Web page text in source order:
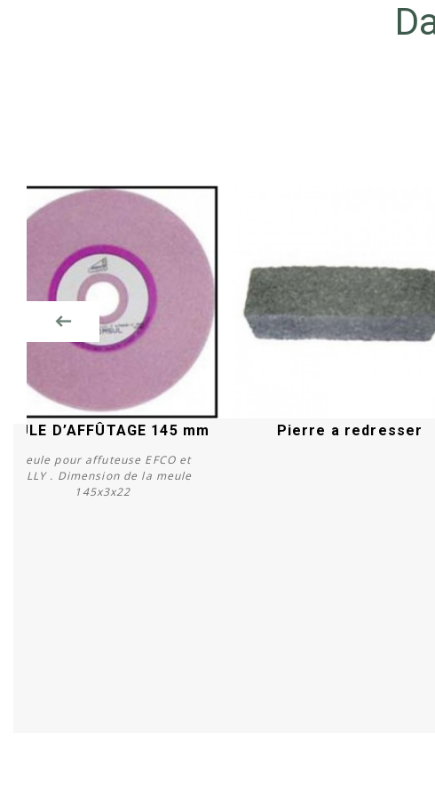
D’AFFÛTAGE 145 mm
Meule pour affuteuse EFCO et
JOLLY . Dimension de la meule
145x3x22
Pierre a redresser